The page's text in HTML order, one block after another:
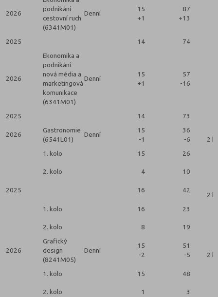
2026
podnikání
cestovní ruch
(6341M01)
Denní
15
+1
87
+13
2025 14 74
2026
Ekonomika a
podnikání
nová média a
marketingová
komunikace
(6341M01)
Denní
15
+1
57
-16
2025 14 73
2026
Gastronomie
(6541L01)
Denní
15
-1
36
-6
2
1. kolo
15 26
2. kolo 4 10
2025 16 42
2
1. kolo
16 23
2. kolo 8 19
2026
Grafický
design
(8241M05)
Denní
15
-2
51
-5
2
1. kolo 15 48
2. kolo 1 3